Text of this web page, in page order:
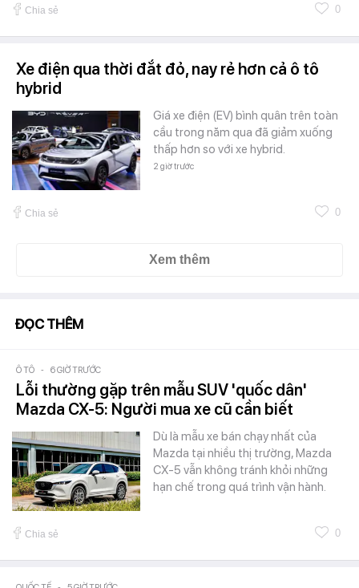
Chia sẻ 0
Xe điện qua thời đắt đỏ, nay rẻ hơn cả ô tô
hybrid
Giá xe điện (EV) bình quân trên toàn
cầu trong năm qua đã giảm xuống
thấp hơn so với xe hybrid.
2 giờ trước
Chia sẻ 0
Xem thêm
ĐỌC THÊM
Ô TÔ - 6 GIỜ TRƯỚC
Lỗi thường gặp trên mẫu SUV 'quốc dân'
Mazda CX-5: Người mua xe cũ cần biết
Dù là mẫu xe bán chạy nhất của
Mazda tại nhiều thị trường, Mazda
CX-5 vẫn không tránh khỏi những
hạn chế trong quá trình vận hành.
Chia sẻ 0